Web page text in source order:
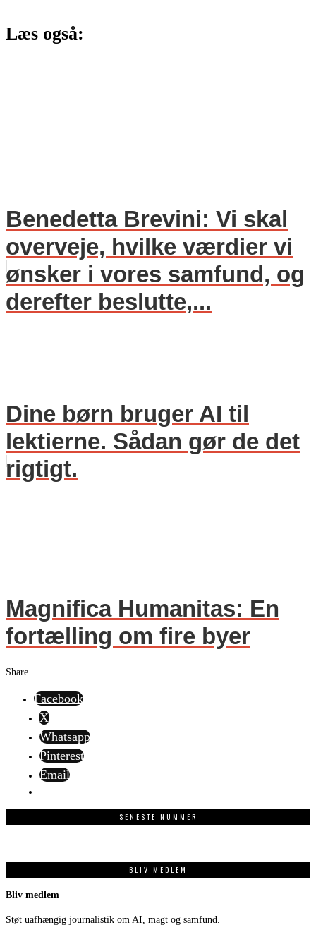
Læs også:
Benedetta Brevini: Vi skal
overveje, hvilke værdier vi
ønsker i vores samfund, og
derefter beslutte,...
Dine børn bruger AI til
lektierne. Sådan gør de det
rigtigt.
Magnifica Humanitas: En
fortælling om fire byer
Share
Facebook
X
Whatsapp
Pinterest
Email
SENESTE NUMMER
BLIV MEDLEM
Bliv medlem
Støt uafhængig journalistik om AI, magt og samfund.